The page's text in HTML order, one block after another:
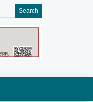
Search